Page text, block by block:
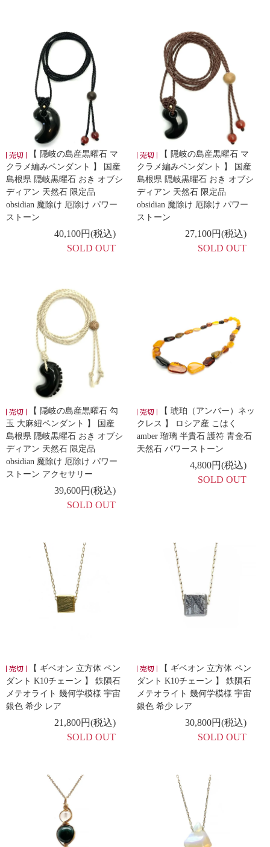
【 隠岐の島産黒曜石 マ
クラメ編みペンダント 】 国産
島根県 隠岐黒曜石 おき オブシ
ディアン 天然石 限定品
obsidian 魔除け 厄除け パワー
ストーン
40,100円(税込)
SOLD OUT
【 隠岐の島産黒曜石 マ
クラメ編みペンダント 】 国産
島根県 隠岐黒曜石 おき オブシ
ディアン 天然石 限定品
obsidian 魔除け 厄除け パワー
ストーン
27,100円(税込)
SOLD OUT
【 隠岐の島産黒曜石 勾
玉 大麻紐ペンダント 】 国産
島根県 隠岐黒曜石 おき オブシ
ディアン 天然石 限定品
obsidian 魔除け 厄除け パワー
ストーン アクセサリー
39,600円(税込)
SOLD OUT
【 琥珀（アンバー）ネッ
クレス 】 ロシア産 こはく
amber 瑠璃 半貴石 護符 青金石
天然石 パワーストーン
4,800円(税込)
SOLD OUT
【 ギベオン 立方体 ペン
ダント K10チェーン 】 鉄隕石
メテオライト 幾何学模様 宇宙
銀色 希少 レア
21,800円(税込)
SOLD OUT
【 ギベオン 立方体 ペン
ダント K10チェーン 】 鉄隕石
メテオライト 幾何学模様 宇宙
銀色 希少 レア
30,800円(税込)
SOLD OUT